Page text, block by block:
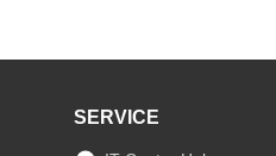
SERVICE